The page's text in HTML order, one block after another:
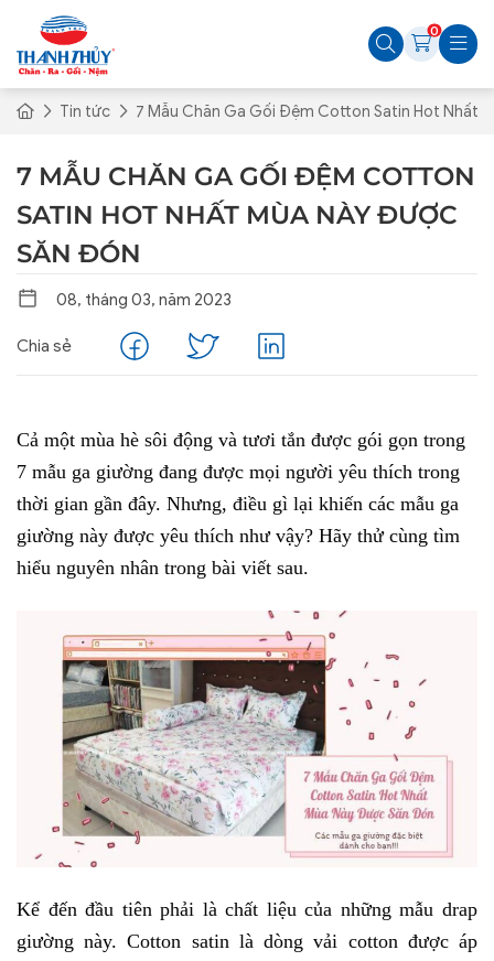
0
Tin tức 7 Mẫu Chăn Ga Gối Đệm Cotton Satin Hot Nhất
7 MẪU CHĂN GA GỐI ĐỆM COTTON
SATIN HOT NHẤT MÙA NÀY ĐƯỢC
SĂN ĐÓN
08, tháng 03, năm 2023
Chia sẻ
Cả một mùa hè sôi động và tươi tắn được gói gọn trong
7 mẫu ga giường đang được mọi người yêu thích trong
thời gian gần đây. Nhưng, điều gì lại khiến các mẫu ga
giường này được yêu thích như vậy? Hãy thử cùng tìm
hiểu nguyên nhân trong bài viết sau.
Kể đến đầu tiên phải là chất liệu của những mẫu drap
giường này. Cotton satin là dòng vải cotton được áp